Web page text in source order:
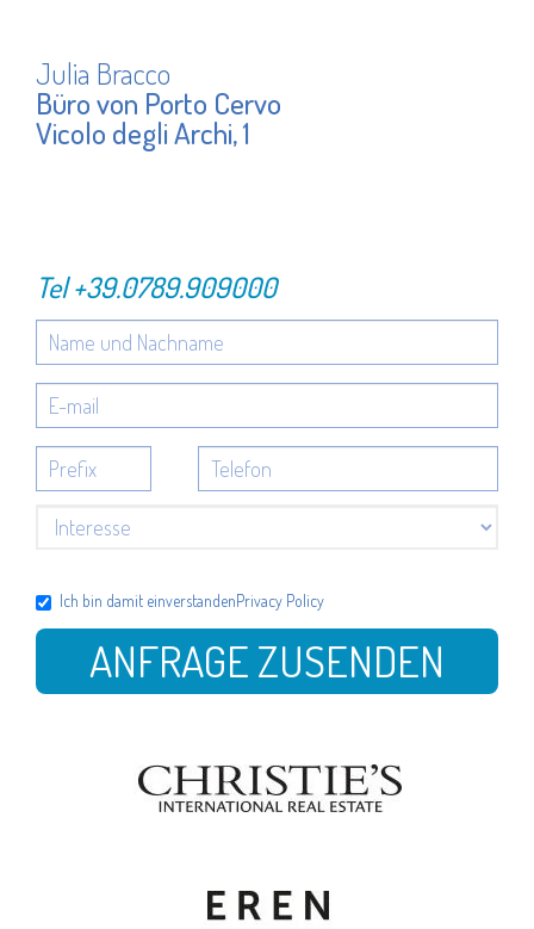
Julia Bracco
Büro von Porto Cervo
Vicolo degli Archi, 1
Tel+39.0789.909000
Ich bin damit einverstandenPrivacy Policy
ANFRAGE ZUSENDEN